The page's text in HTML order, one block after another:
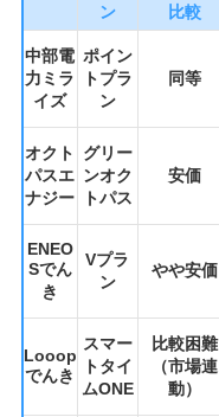
ン
比較
中部電
力ミラ
イズ
ポイン
トプラ
ン
同等
オクト
パスエ
ナジー
グリー
ンオク
トパス
安価
ENEO
Sでん
き
Vプラ
ン
やや安価
Looop
でんき
スマー
トタイ
ムONE
比較困難
（市場連
動）